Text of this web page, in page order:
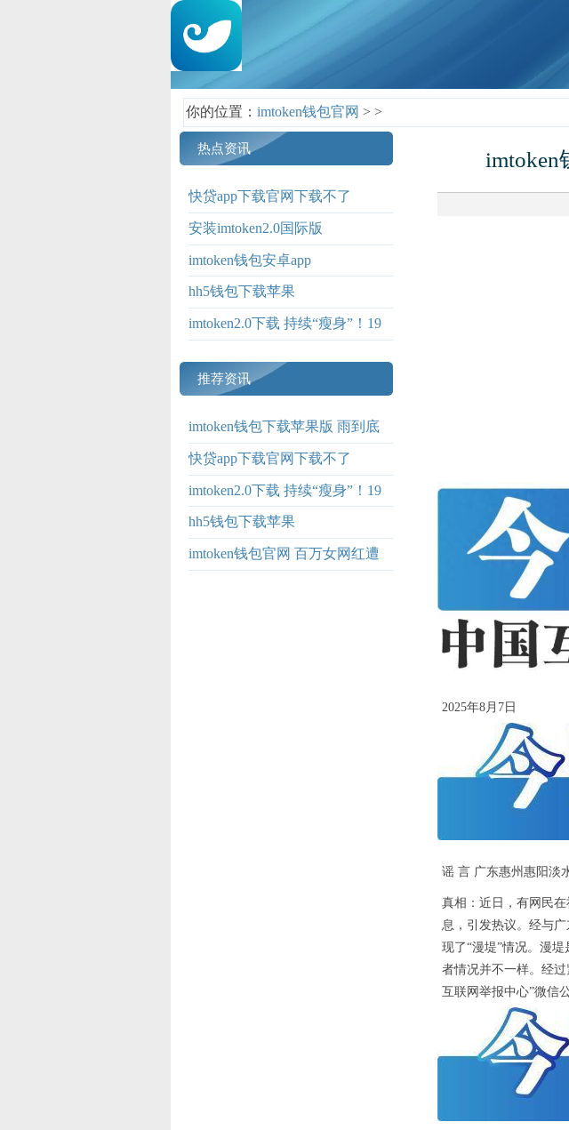
你的位置： imtoken钱包官网 > >
热点资讯
快贷app下载官网下载不了
安装imtoken2.0国际版
imtoken钱包安卓app
hh5钱包下载苹果
imtoken2.0下载 持续“瘦身”！19
推荐资讯
imtoken钱包下载苹果版 雨到底
下多大？什么原因导致的？还要
下多久？三问河南
快贷app下载官网下载不了
imtoken2.0下载 持续“瘦身”！19
家券商裁撤43个营业网点
hh5钱包下载苹果
imtoken钱包官网 百万女网红遭
imtoken
2025年8月7日
谣 言 广东惠州惠阳淡
真相：近日，有网民
息，引发热议。经与
现了“漫堤”情况。漫
者情况并不一样。经
互联网举报中心”微信